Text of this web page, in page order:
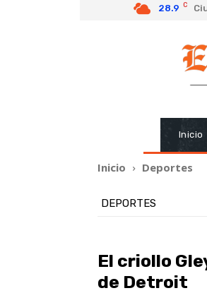
28.9 C
Inicio
Inicio Deportes
DEPORTES
El criollo
de Detroit